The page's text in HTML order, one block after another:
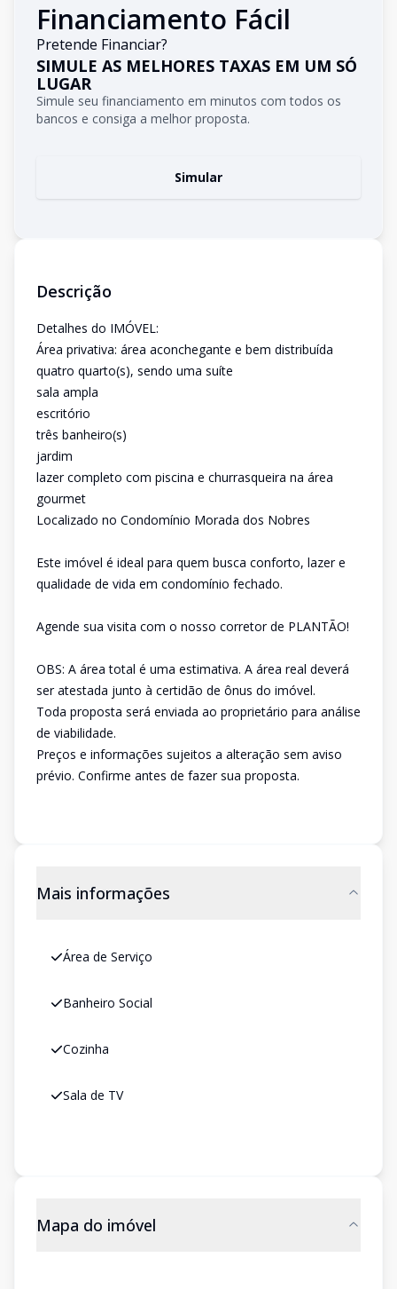
Financiamento Fácil
Pretende Financiar?
SIMULE AS MELHORES TAXAS EM UM SÓ
LUGAR
Simule seu financiamento em minutos com todos os
bancos e consiga a melhor proposta.
Simular
Descrição
Detalhes do IMÓVEL:
Área privativa: área aconchegante e bem distribuída
quatro quarto(s), sendo uma suíte
sala ampla
escritório
três banheiro(s)
jardim
lazer completo com piscina e churrasqueira na área
gourmet
Localizado no Condomínio Morada dos Nobres
Este imóvel é ideal para quem busca conforto, lazer e
qualidade de vida em condomínio fechado.
Agende sua visita com o nosso corretor de PLANTÃO!
OBS: A área total é uma estimativa. A área real deverá
ser atestada junto à certidão de ônus do imóvel.
Toda proposta será enviada ao proprietário para análise
de viabilidade.
Preços e informações sujeitos a alteração sem aviso
prévio. Confirme antes de fazer sua proposta.
Mais informações
Área de Serviço
Banheiro Social
Cozinha
Sala de TV
Mapa do imóvel